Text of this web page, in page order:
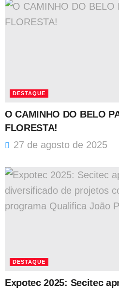
DESTAQUE
O CAMINHO DO BELO
FLORESTA!
27 de agosto de 2025
DESTAQUE
Expotec 2025: Secitec